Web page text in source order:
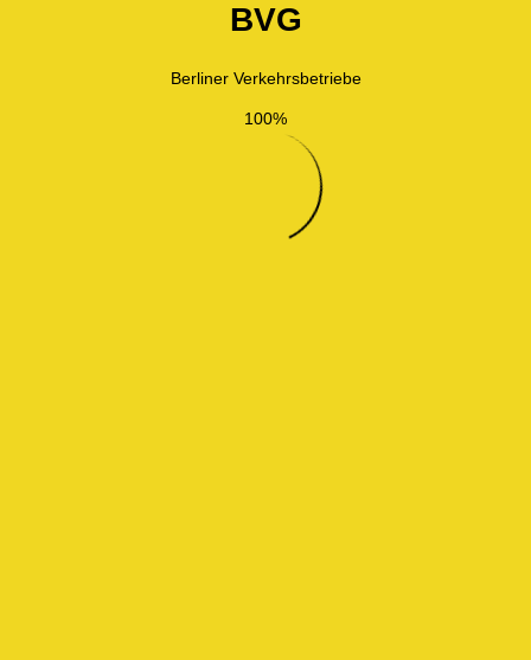
BVG
Berliner Verkehrsbetriebe
100%